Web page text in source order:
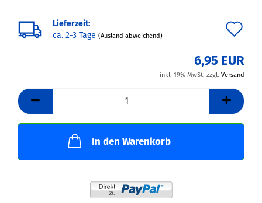
Lieferzeit:
ca. 2-3 Tage (Ausland abweichend)
6,95 EUR
inkl. 19% MwSt. zzgl. Versand
In den Warenkorb